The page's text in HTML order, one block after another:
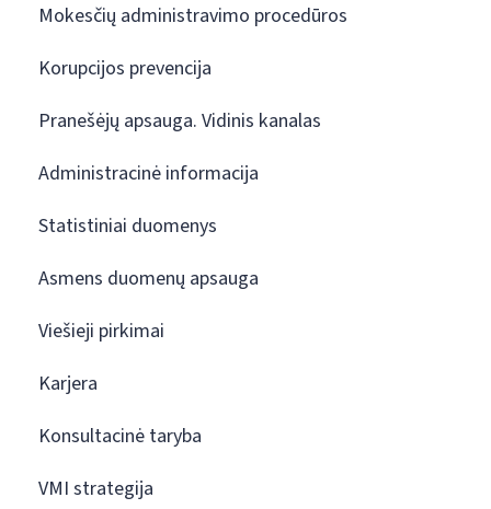
Mokesčių administravimo procedūros
Korupcijos prevencija
Pranešėjų apsauga. Vidinis kanalas
Administracinė informacija
Statistiniai duomenys
Asmens duomenų apsauga
Viešieji pirkimai
Karjera
Konsultacinė taryba
VMI strategija